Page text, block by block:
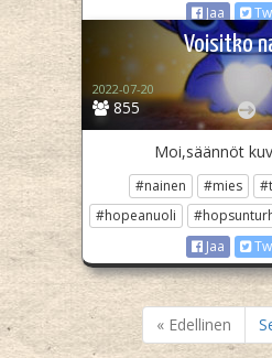
Jaa
Voisitko
855
2022-07-20
Moi,säännöt
#nainen #mies
#hopeanuoli
Jaa
« Edellinen